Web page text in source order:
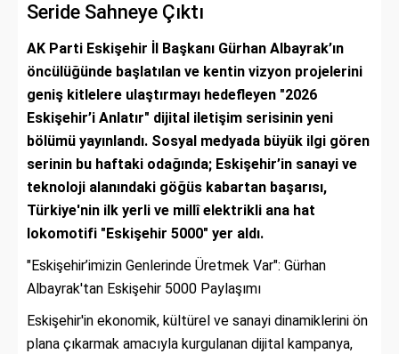
Seride Sahneye Çıktı
AK Parti Eskişehir İl Başkanı Gürhan Albayrak’ın
öncülüğünde başlatılan ve kentin vizyon projelerini
geniş kitlelere ulaştırmayı hedefleyen "2026
Eskişehir’i Anlatır" dijital iletişim serisinin yeni
bölümü yayınlandı. Sosyal medyada büyük ilgi gören
serinin bu haftaki odağında; Eskişehir’in sanayi ve
teknoloji alanındaki göğüs kabartan başarısı,
Türkiye'nin ilk yerli ve millî elektrikli ana hat
lokomotifi "Eskişehir 5000" yer aldı.
"Eskişehir’imizin Genlerinde Üretmek Var": Gürhan
Albayrak'tan Eskişehir 5000 Paylaşımı
Eskişehir'in ekonomik, kültürel ve sanayi dinamiklerini ön
plana çıkarmak amacıyla kurgulanan dijital kampanya,